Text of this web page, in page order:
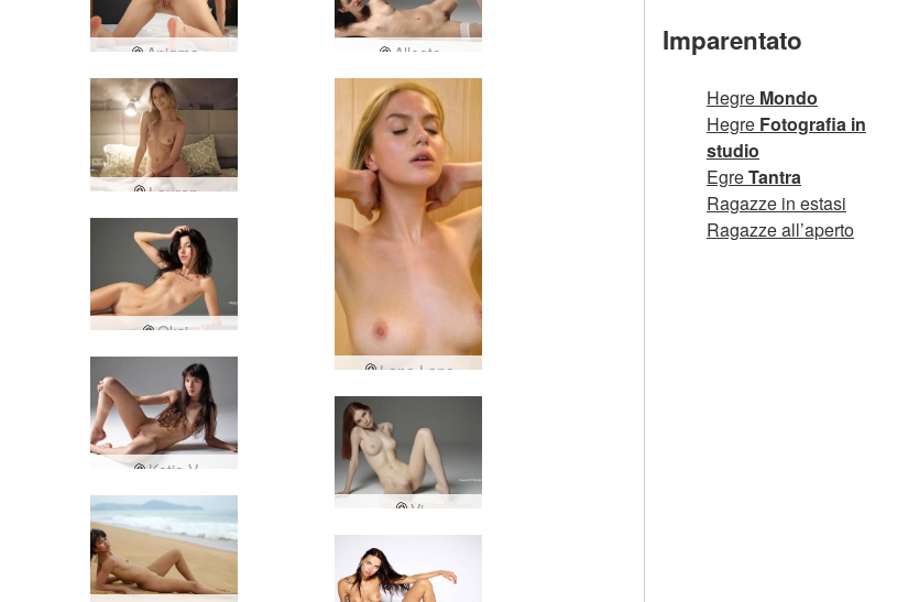
Anigma Alleato
Lauren
Lana Lane
Oksi
Katia V
Vi
Imparentato
Hegre Mondo
Hegre Fotografia in
studio
EgreTantra
Ragazze in estasi
Ragazze all’aperto